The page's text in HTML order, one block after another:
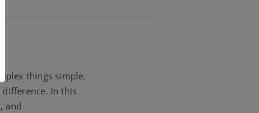
things simple,
In this
and